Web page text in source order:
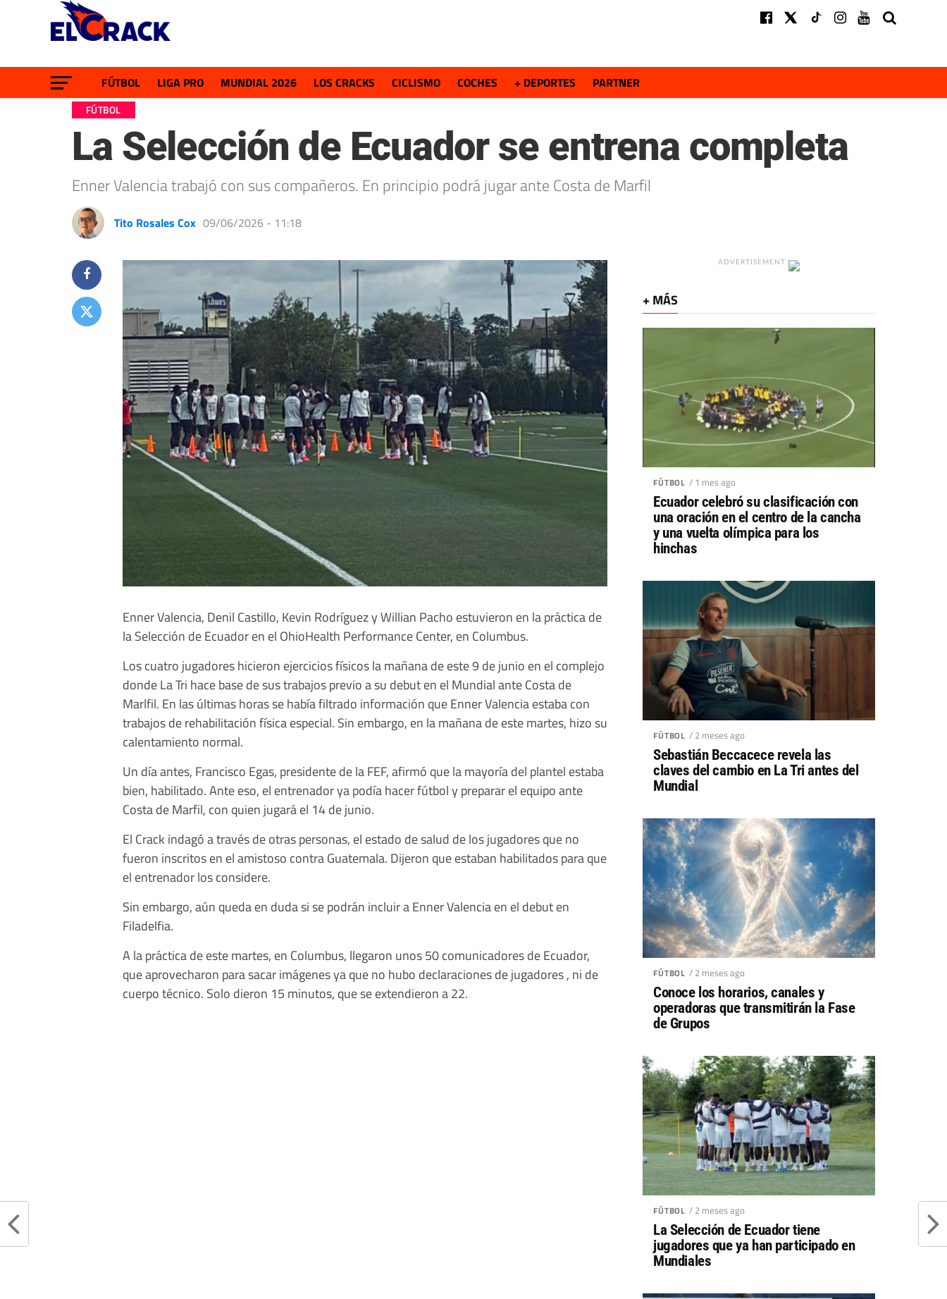
FÚTBOL LIGA PRO MUNDIAL 2026 LOS CRACKS CICLISMO COCHES + DEPORTES PARTNER
FÚTBOL
La Selección de Ecuador se entrena completa
Enner Valencia trabajó con sus compañeros. En principio podrá jugar ante Costa de Marfil
Tito Rosales Cox 09/06/2026 - 11:18
Enner Valencia, Denil Castillo, Kevin Rodríguez y Willian Pacho estuvieron en la práctica de
la Selección de Ecuador en el OhioHealth Performance Center, en Columbus.
Los cuatro jugadores hicieron ejercicios físicos la mañana de este 9 de junio en el complejo
donde La Tri hace base de sus trabajos previo a su debut en el Mundial ante Costa de
Marlfil. En las últimas horas se había filtrado información que Enner Valencia estaba con
trabajos de rehabilitación física especial. Sin embargo, en la mañana de este martes, hizo su
calentamiento normal.
Un día antes, Francisco Egas, presidente de la FEF, afirmó que la mayoría del plantel estaba
bien, habilitado. Ante eso, el entrenador ya podía hacer fútbol y preparar el equipo ante
Costa de Marfil, con quien jugará el 14 de junio.
El Crack indagó a través de otras personas, el estado de salud de los jugadores que no
fueron inscritos en el amistoso contra Guatemala. Dijeron que estaban habilitados para que
el entrenador los considere.
Sin embargo, aún queda en duda si se podrán incluir a Enner Valencia en el debut en
Filadelfia.
A la práctica de este martes, en Columbus, llegaron unos 50 comunicadores de Ecuador,
que aprovecharon para sacar imágenes ya que no hubo declaraciones de jugadores , ni de
cuerpo técnico. Solo dieron 15 minutos, que se extendieron a 22.
ADVERTISEMENT
+ MÁS
FÚTBOL / 1 mes ago
Ecuador celebró su clasificación con
una oración en el centro de la cancha
y una vuelta olímpica para los
hinchas
FÚTBOL / 2 meses ago
Sebastián Beccacece revela las
claves del cambio en La Tri antes del
Mundial
FÚTBOL / 2 meses ago
Conoce los horarios, canales y
operadoras que transmitirán la Fase
de Grupos
FÚTBOL / 2 meses ago
La Selección de Ecuador tiene
jugadores que ya han participado en
Mundiales